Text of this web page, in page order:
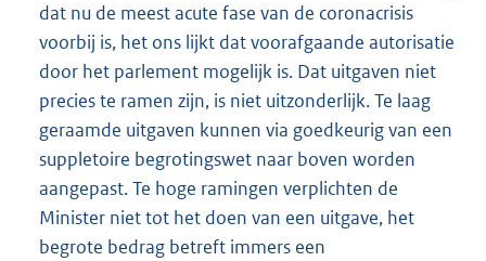
dat nu de meest acute fase van de coronacrisis
voorbij is, het ons lijkt dat voorafgaande autorisatie
door het parlement mogelijk is. Dat uitgaven niet
precies te ramen zijn, is niet uitzonderlijk. Te laag
geraamde uitgaven kunnen via goedkeurig van een
suppletoire begrotingswet naar boven worden
aangepast. Te hoge ramingen verplichten de
Minister niet tot het doen van een uitgave, het
begrote bedrag betreft immers een